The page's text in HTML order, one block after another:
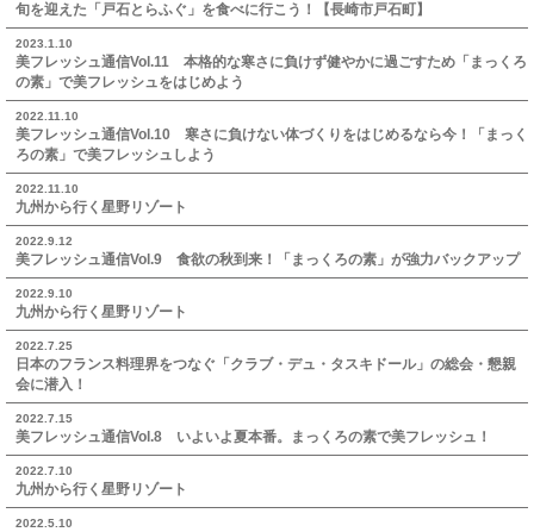
旬を迎えた「戸石とらふぐ」を食べに行こう！【長崎市戸石町】
2023.1.10
美フレッシュ通信Vol.11 本格的な寒さに負けず健やかに過ごすため「まっくろ
の素」で美フレッシュをはじめよう
2022.11.10
美フレッシュ通信Vol.10 寒さに負けない体づくりをはじめるなら今！「まっく
ろの素」で美フレッシュしよう
2022.11.10
九州から行く星野リゾート
2022.9.12
美フレッシュ通信Vol.9 食欲の秋到来！「まっくろの素」が強力バックアップ
2022.9.10
九州から行く星野リゾート
2022.7.25
日本のフランス料理界をつなぐ「クラブ・デュ・タスキドール」の総会・懇親
会に潜入！
2022.7.15
美フレッシュ通信Vol.8 いよいよ夏本番。まっくろの素で美フレッシュ！
2022.7.10
九州から行く星野リゾート
2022.5.10